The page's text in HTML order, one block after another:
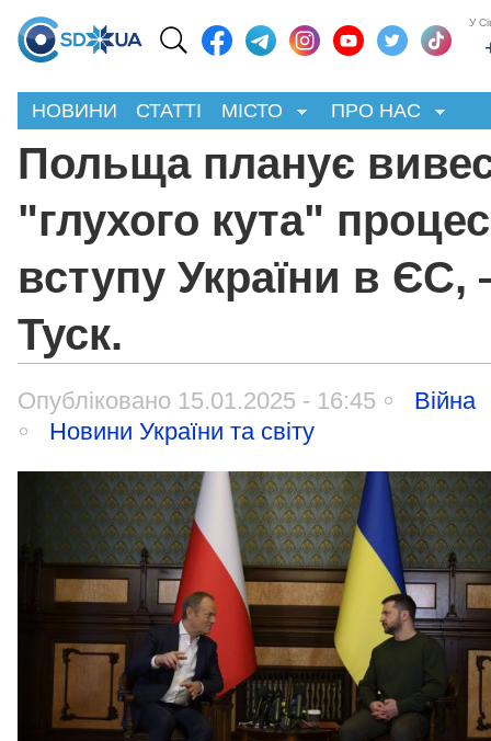
У
НОВИНИ СТАТТІ МІСТО ПРО НАС
Польща планує
"глухого кута" процес
вступу України в
Туск.
Опубліковано 15.01.2025 - 16:45
Війна
Новини України та світу